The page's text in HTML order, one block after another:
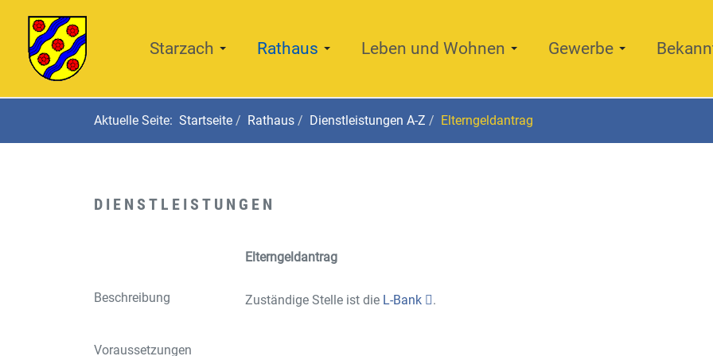
Starzach Rathaus Leben und Wohnen Gewerbe
Aktuelle Seite: Startseite Rathaus Dienstleistungen A-Z Elterngeldantrag
DIENSTLEISTUNGEN
Elterngeldantrag
Beschreibung Zuständige Stelle ist die L-Bank .
Voraussetzungen